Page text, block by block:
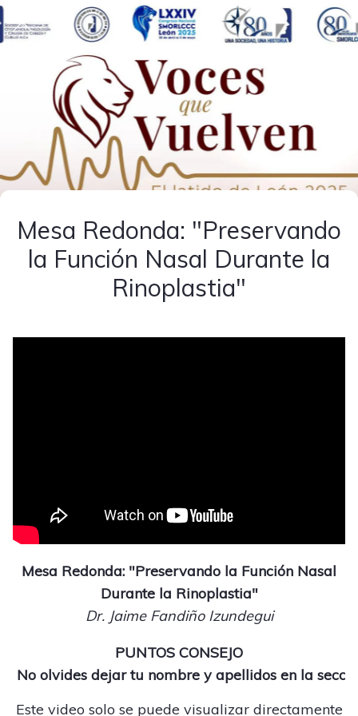
Mesa Redonda: "Preservando
la Función Nasal Durante la
Rinoplastia"
Mesa Redonda: "Preservando la Función Nasal
Durante la Rinoplastia"
Dr. Jaime Fandiño Izundegui
PUNTOS CONSEJO
No olvides dejar tu nombre y apellidos en la
Este video solo se puede visualizar directamente